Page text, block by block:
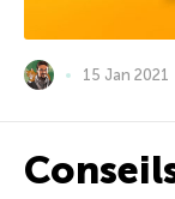
15 Jan 2021